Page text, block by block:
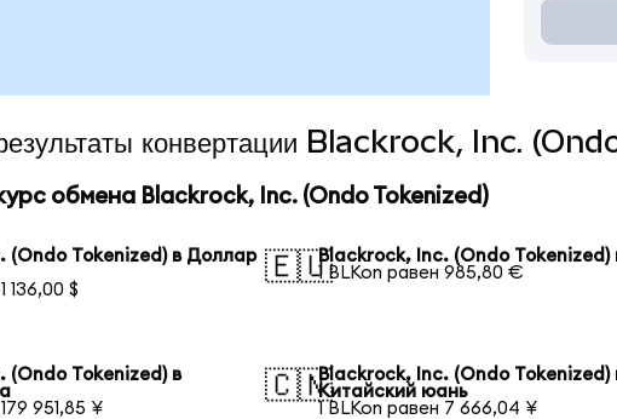
конвертации Blackrock, Inc.
обмена Blackrock, Inc. (Ondo Tokenized)
(Ondo Tokenized) в Доллар
136,00 $
🇪🇺Blackrock, Inc. (Ondo Tokenized)
1 BLKon равен 985,80 €
(Ondo Tokenized) в
951,85 ¥
🇨🇳Blackrock, Inc. (Ondo Tokenized)
Китайский юань
1 BLKon равен 7 666,04 ¥